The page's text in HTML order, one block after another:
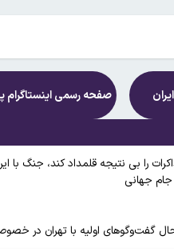
صفحه رسمی اینستاگرام
را بی نتیجه قلمداد کند، جنگ با
جام جهانی
حال گفت‌وگوهای اولیه با تهران در